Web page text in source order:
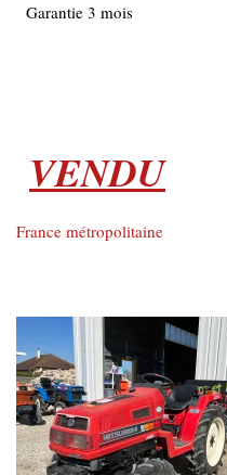
Garantie 3
VENDU
Livraison
France